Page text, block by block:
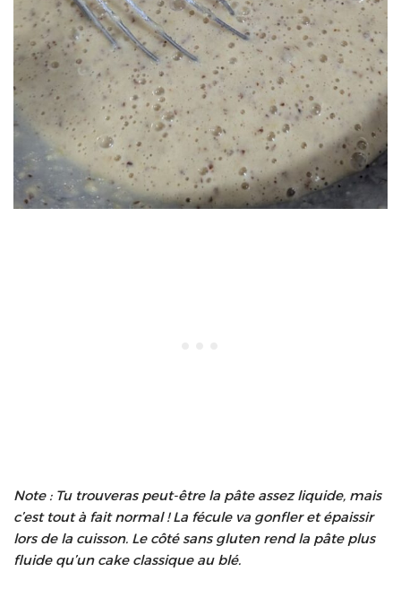
Note : Tu trouveras peut-être la pâte assez liquide, mais
c’est tout à fait normal ! La fécule va gonfler et épaissir
lors de la cuisson. Le côté sans gluten rend la pâte plus
fluide qu’un cake classique au blé.